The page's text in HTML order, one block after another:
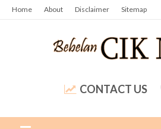
Home About Disclaimer Sitemap
CONTACT US